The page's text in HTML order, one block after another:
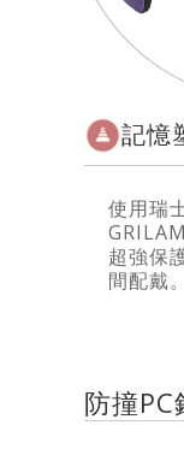
記憶
使用瑞
超強保
間配戴。
防撞PC